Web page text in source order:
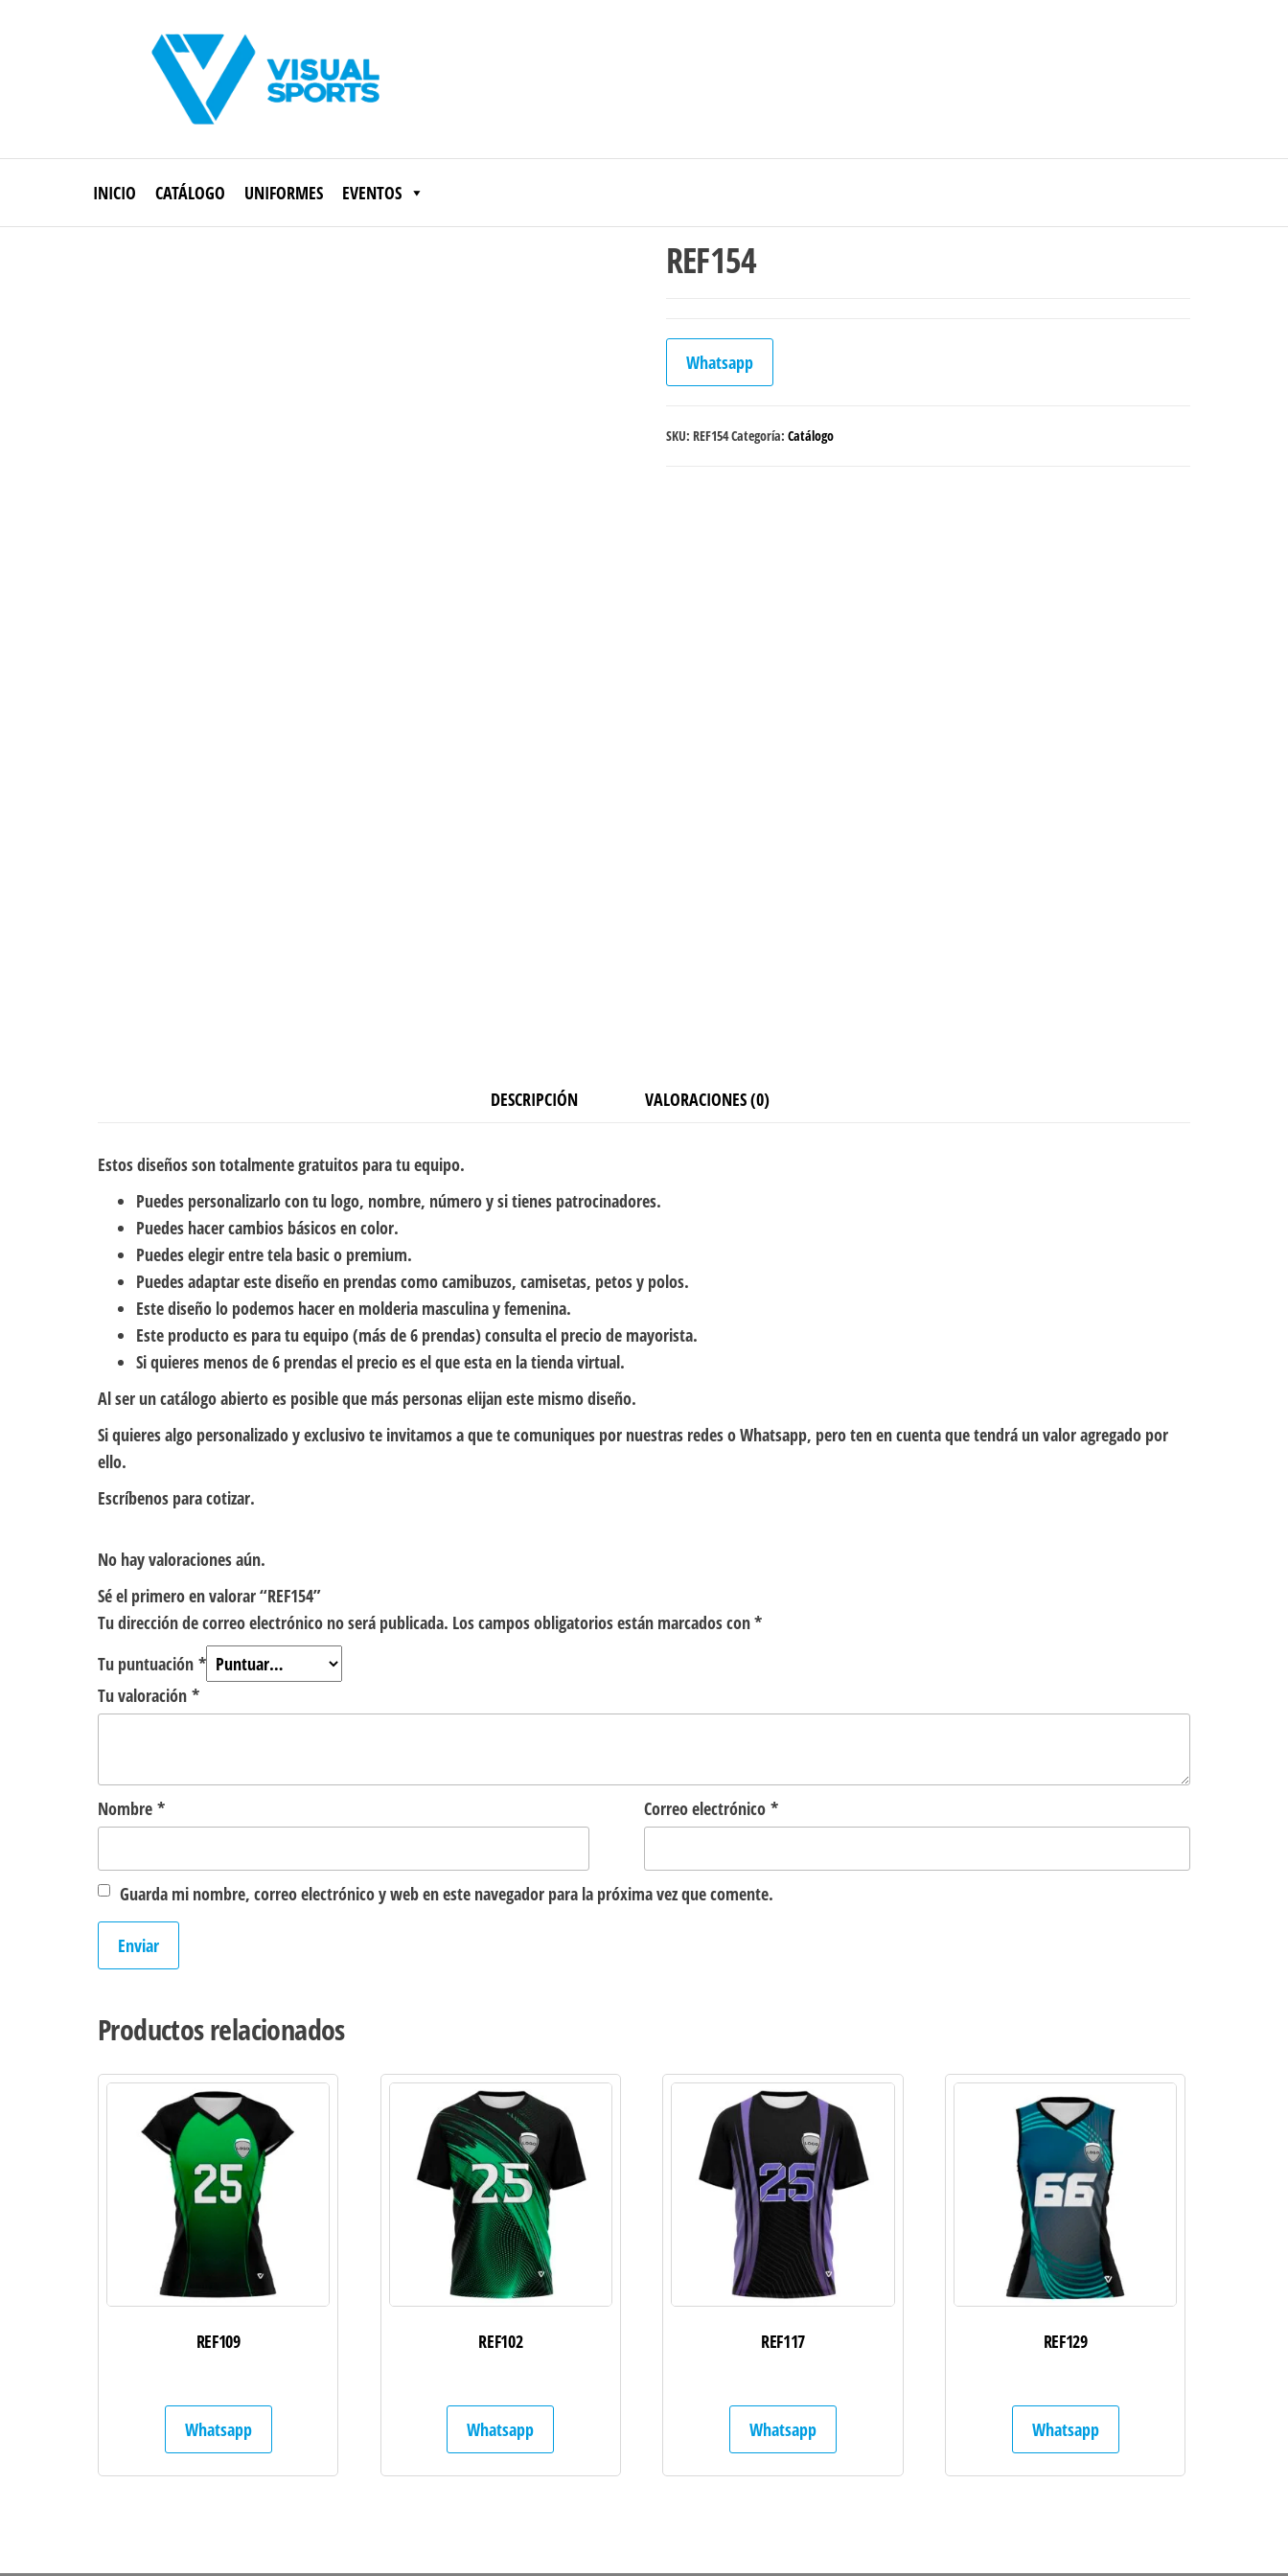
INICIO CATÁLOGO UNIFORMES EVENTOS
REF154
Whatsapp
SKU: REF154Categoría: Catálogo
DESCRIPCIÓN VALORACIONES (0)
Estos diseños son totalmente gratuitos para tu equipo.
Puedes personalizarlo con tu logo, nombre, número y si tienes patrocinadores.
Puedes hacer cambios básicos en color.
Puedes elegir entre tela basic o premium.
Puedes adaptar este diseño en prendas como camibuzos, camisetas, petos y polos.
Este diseño lo podemos hacer en molderia masculina y femenina.
Este producto es para tu equipo (más de 6 prendas) consulta el precio de mayorista.
Si quieres menos de 6 prendas el precio es el que esta en la tienda virtual.
Al ser un catálogo abierto es posible que más personas elijan este mismo diseño.
Si quieres algo personalizado y exclusivo te invitamos a que te comuniques por nuestras redes o Whatsapp, pero ten en cuenta que tendrá un valor agregado por
ello.
Escríbenos para cotizar.
No hay valoraciones aún.
Sé el primero en valorar “REF154”
Tu dirección de correo electrónico no será publicada. Los campos obligatorios están marcados con*
Tu puntuación *
Tu valoración *
Nombre * Correo electrónico *
Guarda mi nombre, correo electrónico y web en este navegador para la próxima vez que comente.
Productos relacionados
REF109
Whatsapp
REF102
Whatsapp
REF117
Whatsapp
REF129
Whatsapp